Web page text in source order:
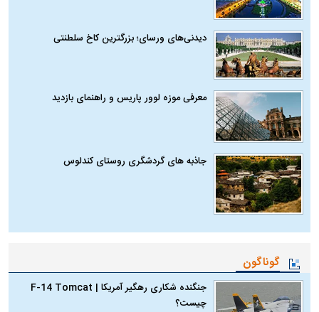
دیدنی‌های ورسای؛ بزرگترین کاخ سلطنتی
معرفی موزه لوور پاریس و راهنمای بازدید
جاذبه های گردشگری روستای کندلوس
گوناگون
جنگنده شکاری رهگیر آمریکا | F-14 Tomcat
چیست؟